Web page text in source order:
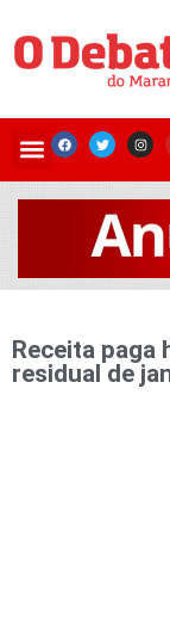
Receita paga
residual de